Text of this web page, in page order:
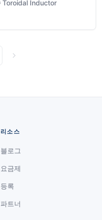
Toroidal Inductor
Next
리소스
블로그
요금제
등록
파트너